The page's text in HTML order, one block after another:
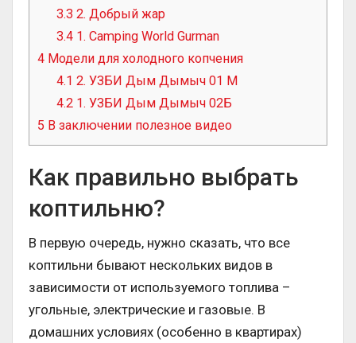
3.3 2. Добрый жар
3.4 1. Camping World Gurman
4 Модели для холодного копчения
4.1 2. УЗБИ Дым Дымыч 01 М
4.2 1. УЗБИ Дым Дымыч 02Б
5 В заключении полезное видео
Как правильно выбрать
коптильню?
В первую очередь, нужно сказать, что все
коптильни бывают нескольких видов в
зависимости от используемого топлива –
угольные, электрические и газовые. В
домашних условиях (особенно в квартирах)